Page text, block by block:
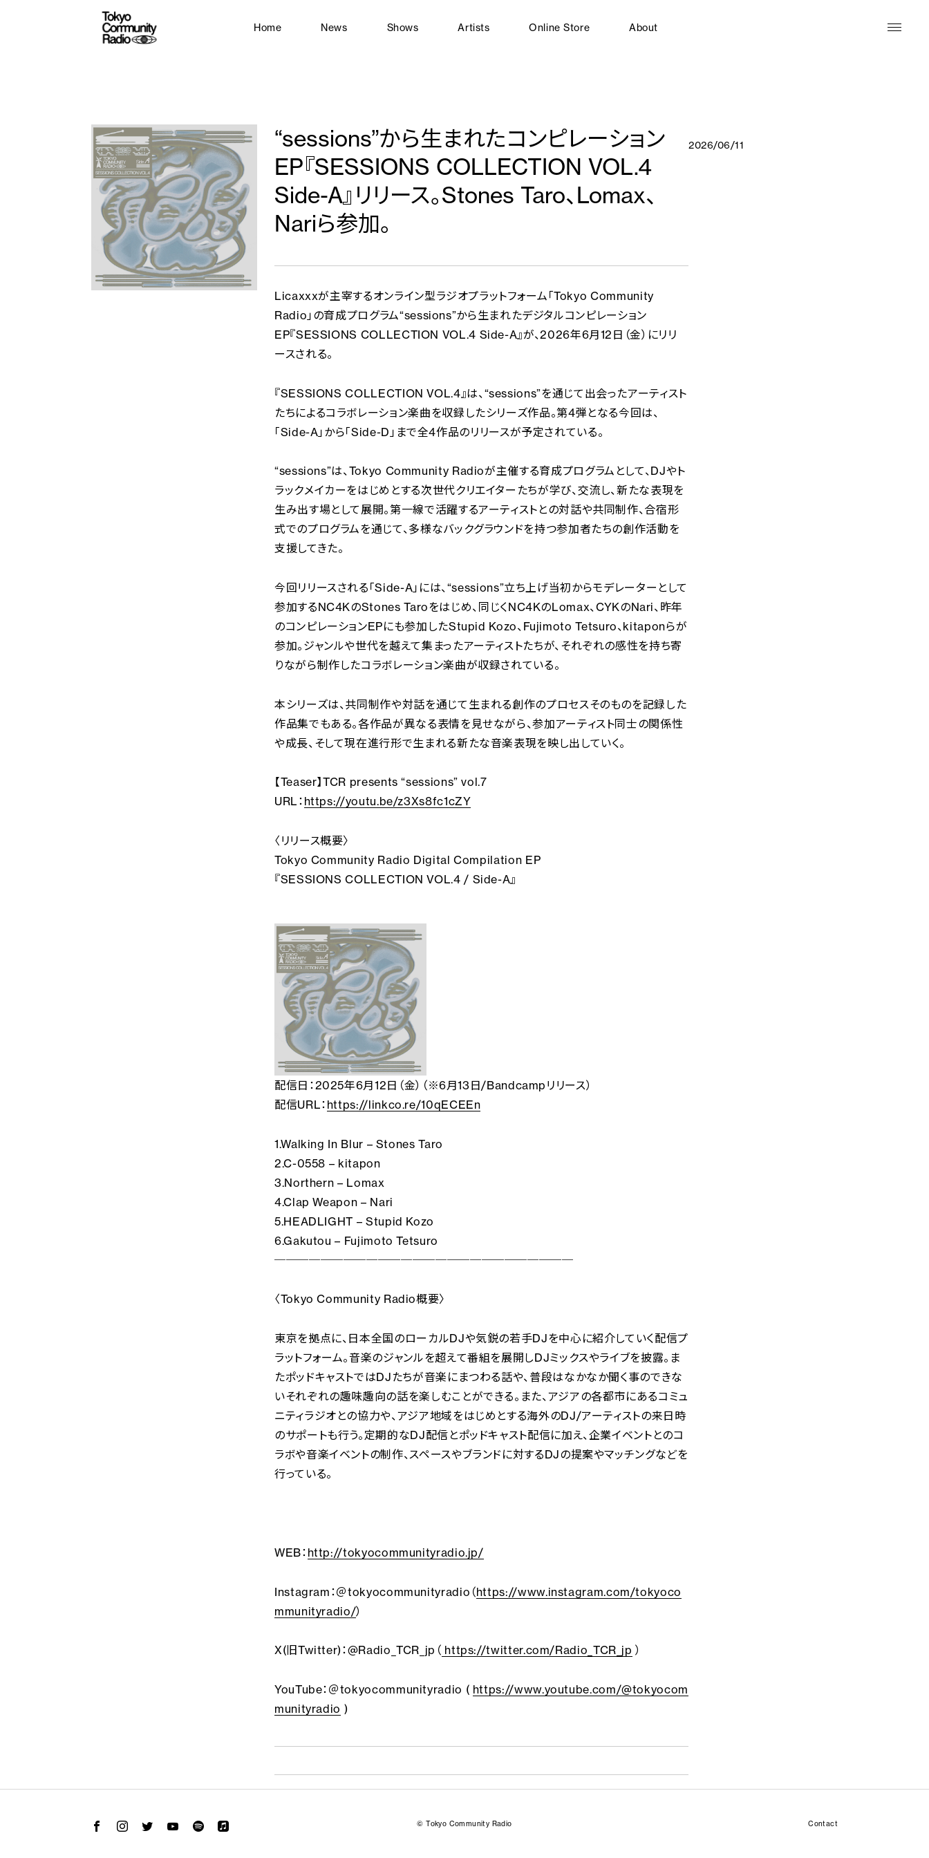
Home News Shows Artists Online Store About
“sessions”から生まれたコンピレーション
EP『SESSIONS COLLECTION VOL.4
Side-A』リリース。Stones Taro、Lomax、
Nariら参加。
Licaxxxが主宰するオンライン型ラジオプラットフォーム「Tokyo Community
Radio」の育成プログラム“sessions”から生まれたデジタルコンピレーション
EP『SESSIONS COLLECTION VOL.4 Side-A』が、2026年6月12日（金）にリリ
ースされる。
『SESSIONS COLLECTION VOL.4』は、“sessions”を通じて出会ったアーティスト
たちによるコラボレーション楽曲を収録したシリーズ作品。第4弾となる今回は、
「Side-A」から「Side-D」まで全4作品のリリースが予定されている。
“sessions”は、Tokyo Community Radioが主催する育成プログラムとして、DJやト
ラックメイカーをはじめとする次世代クリエイターたちが学び、交流し、新たな表現を
生み出す場として展開。第一線で活躍するアーティストとの対話や共同制作、合宿形
式でのプログラムを通じて、多様なバックグラウンドを持つ参加者たちの創作活動を
支援してきた。
今回リリースされる「Side-A」には、“sessions”立ち上げ当初からモデレーターとして
参加するNC4KのStones Taroをはじめ、同じくNC4KのLomax、CYKのNari、昨年
のコンピレーションEPにも参加したStupid Kozo、Fujimoto Tetsuro、kitaponらが
参加。ジャンルや世代を越えて集まったアーティストたちが、それぞれの感性を持ち寄
りながら制作したコラボレーション楽曲が収録されている。
本シリーズは、共同制作や対話を通じて生まれる創作のプロセスそのものを記録した
作品集でもある。各作品が異なる表情を見せながら、参加アーティスト同士の関係性
や成長、そして現在進行形で生まれる新たな音楽表現を映し出していく。
【Teaser】TCR presents “sessions” vol.7
URL： https://youtu.be/z3Xs8fc1cZY
〈リリース概要〉
Tokyo Community Radio Digital Compilation EP
『SESSIONS COLLECTION VOL.4 / Side-A』
配信日：2025年6月12日（金） （※6月13日/Bandcampリリース）
配信URL： https://linkco.re/10qECEEn
1.Walking In Blur – Stones Taro
2.C-0558 – kitapon
3.Northern – Lomax
4.Clap Weapon – Nari
5.HEADLIGHT – Stupid Kozo
6.Gakutou – Fujimoto Tetsuro
──────────────────────────
〈Tokyo Community Radio概要〉
東京を拠点に、日本全国のローカルDJや気鋭の若手DJを中心に紹介していく配信プ
ラットフォーム。音楽のジャンルを超えて番組を展開しDJミックスやライブを披露。ま
たポッドキャストではDJたちが音楽にまつわる話や、普段はなかなか聞く事のできな
いそれぞれの趣味趣向の話を楽しむことができる。また、アジアの各都市にあるコミュ
ニティラジオとの協力や、アジア地域をはじめとする海外のDJ/アーティストの来日時
のサポートも行う。定期的なDJ配信とポッドキャスト配信に加え、企業イベントとのコ
ラボや音楽イベントの制作、スペースやブランドに対するDJの提案やマッチングなどを
行っている。
WEB： http://tokyocommunityradio.jp/
Instagram：＠tokyocommunityradio（https://www.instagram.com/tokyoco
mmunityradio/）
X(旧Twitter)：@Radio_TCR_jp（ https://twitter.com/Radio_TCR_jp ）
YouTube：＠tokyocommunityradio ( https://www.youtube.com/@tokyocom
munityradio )
2026/06/11
Contact
© Tokyo Community Radio